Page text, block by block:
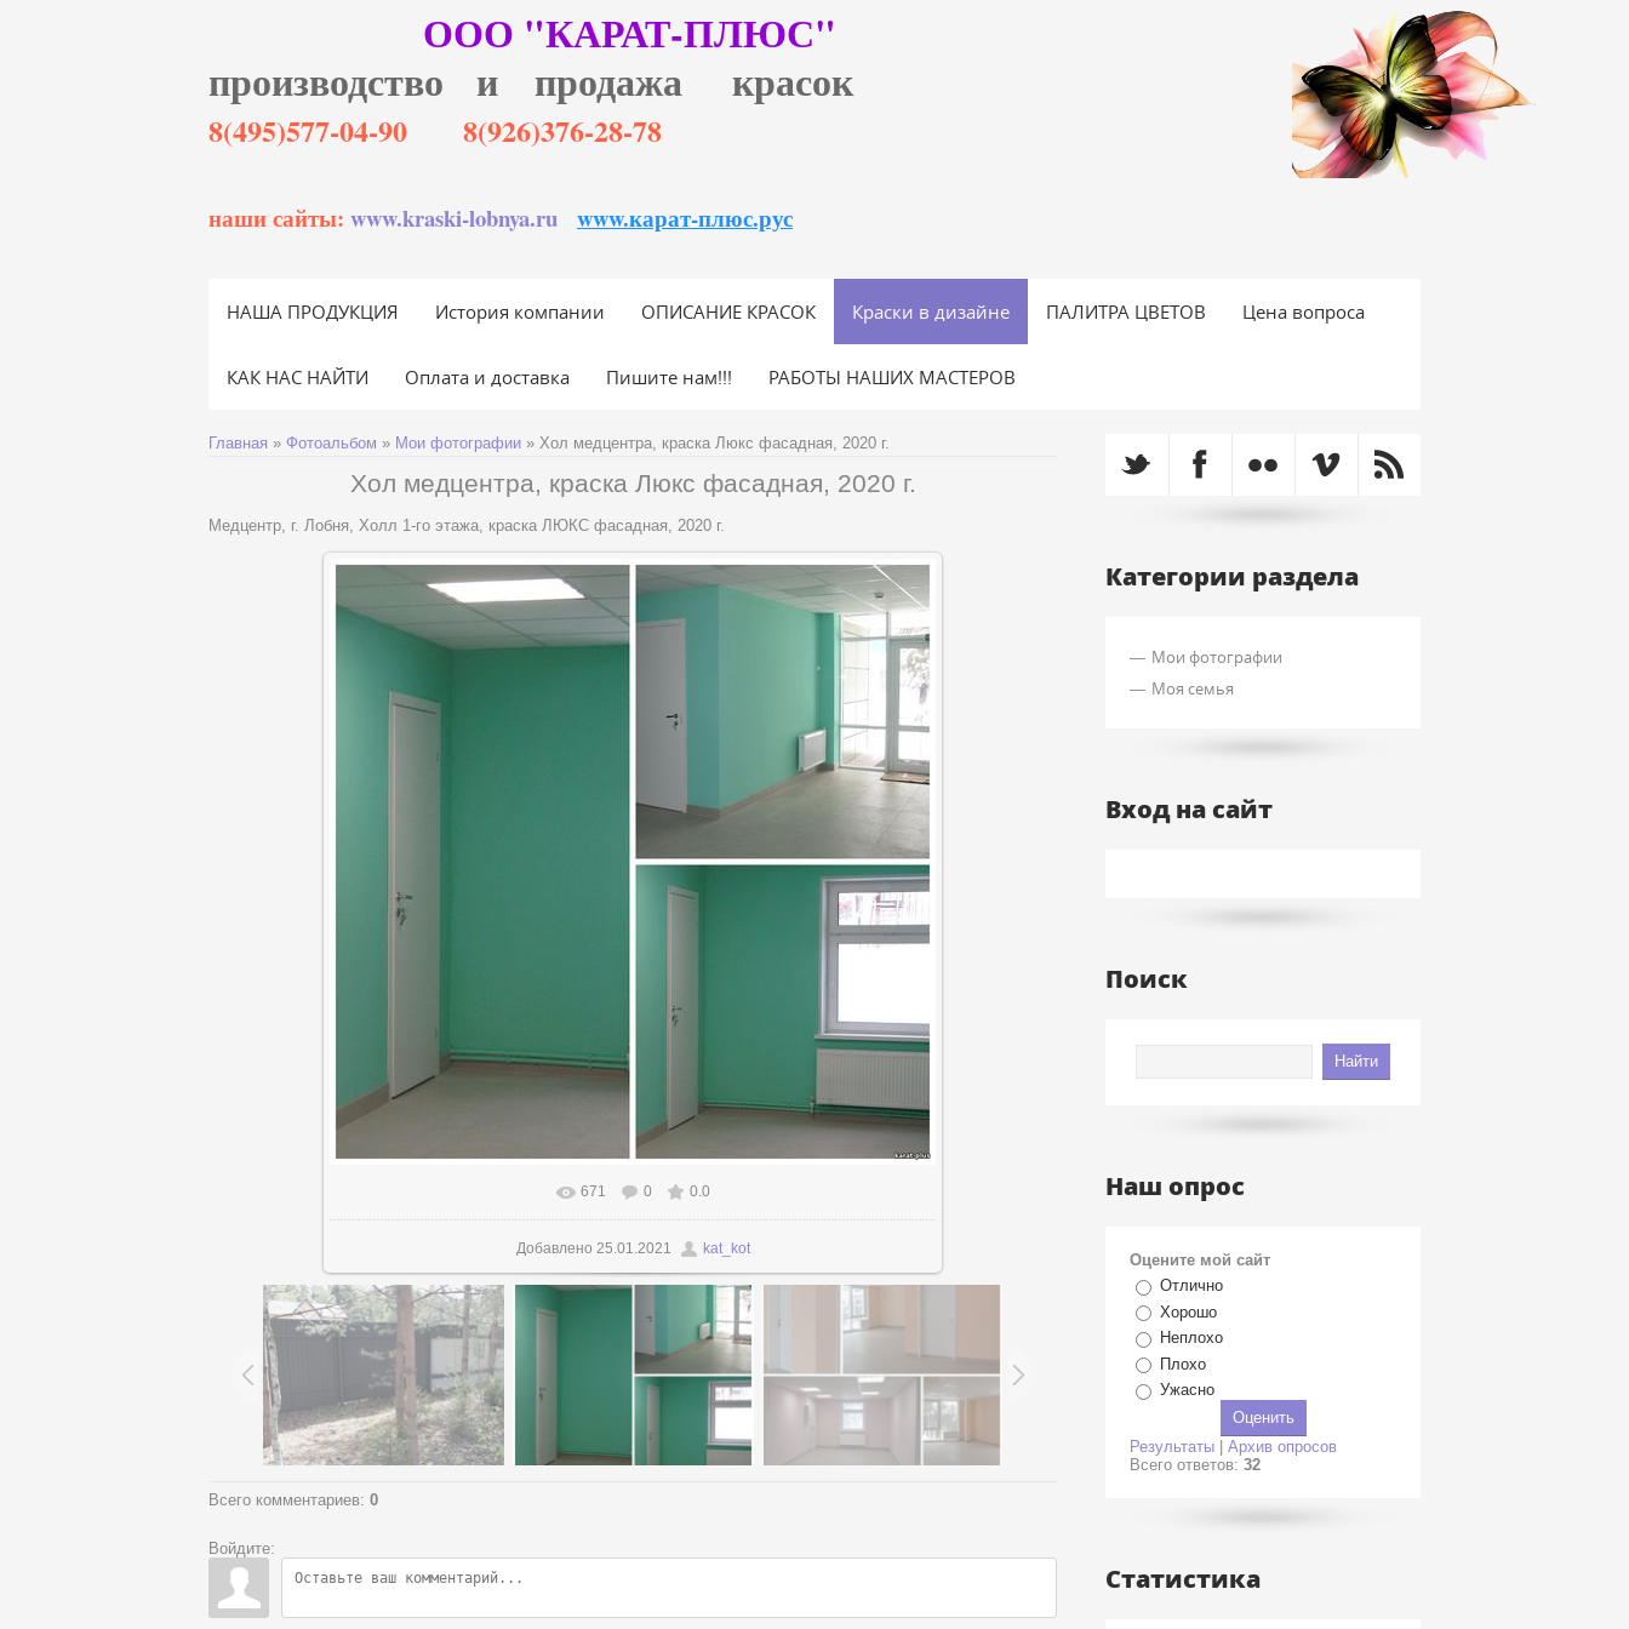
ООО "КАРАТ-ПЛЮС"
производство и продажа красок
8(495)577-04-90 8(926)376-28-78
наши сайты: www.kraski-lobnya.ru www.карат-плюс.рус
НАША ПРОДУКЦИЯ История компании ОПИСАНИЕ КРАСОК Краски в дизайне ПАЛИТРА ЦВЕТОВ Цена вопроса
КАК НАС НАЙТИ Оплата и доставка Пишите нам!!! РАБОТЫ НАШИХ МАСТЕРОВ
Главная » Фотоальбом » Мои фотографии » Хол медцентра, краска Люкс фасадная, 2020 г.
Хол медцентра, краска Люкс фасадная, 2020 г.
Медцентр, г. Лобня, Холл 1-го этажа, краска ЛЮКС фасадная, 2020 г.
В реальном размере 1200x1200
671 0 0.0
Добавлено 25.01.2021 kat_kot
Всего комментариев: 0
Войдите:
Категории раздела
Мои фотографии
Моя семья
Вход на сайт
Поиск
Наш опрос
Оцените мой сайт
Отлично
Хорошо
Неплохо
Плохо
Ужасно
Результаты
Архив опросов
Всего ответов: 32
Статистика